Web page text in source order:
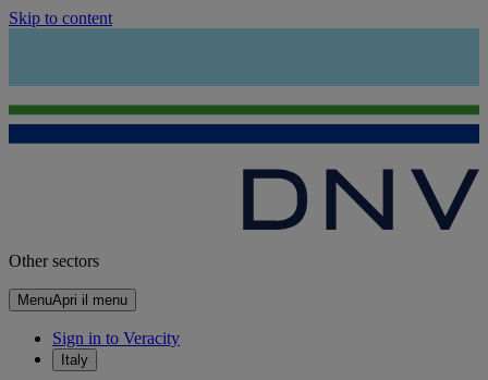
Skip to content
Other sectors
MenuApri il menu
Sign in to Veracity
Italy